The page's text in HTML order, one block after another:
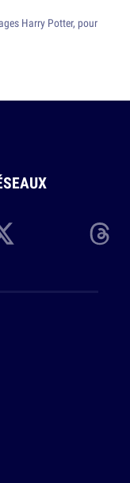
Harry Potter, pour